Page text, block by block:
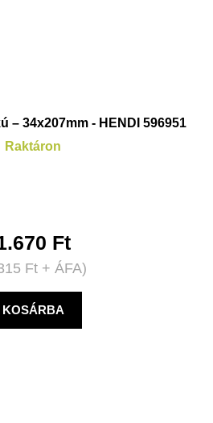
– 34x207mm - HENDI 596951
Raktáron
Ft
Ft+ ÁFA)
KOSÁRBA